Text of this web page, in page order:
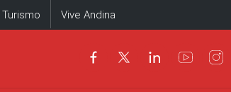
Turismo Vive Andina